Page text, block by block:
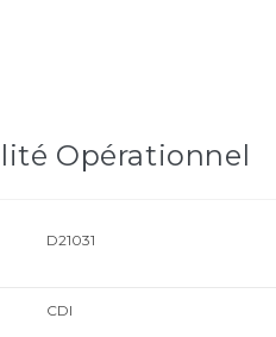
Opérationnel
D21031
CDI